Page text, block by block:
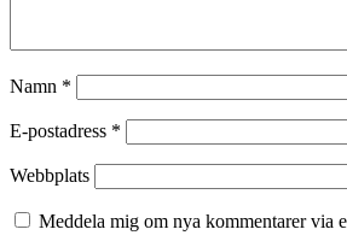
Namn *
E-postadress *
Webbplats
Meddela mig om nya kommentarer via